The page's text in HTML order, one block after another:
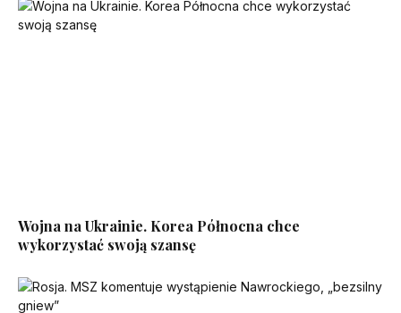
Wojna na Ukrainie. Korea Północna chce
wykorzystać swoją szansę